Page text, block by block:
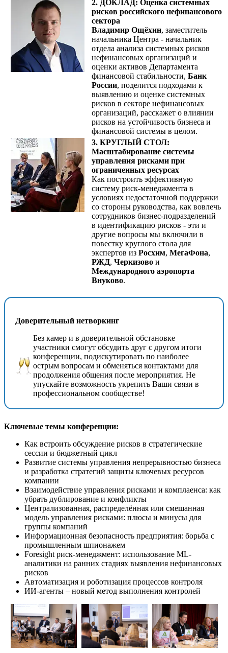
2. ДОКЛАД: Оценка системных
рисков российского нефинансового
сектора
Владимир Ощёхин, заместитель
начальника Центра - начальник
отдела анализа системных рисков
нефинансовых организаций и
оценки активов Департамента
финансовой стабильности, Банк
России, поделится подходами к
выявлению и оценке системных
рисков в секторе нефинансовых
организаций, расскажет о влиянии
рисков на устойчивость бизнеса и
финансовой системы в целом.
3. КРУГЛЫЙ СТОЛ:
Масштабирование системы
управления рисками при
ограниченных ресурсах
Как построить эффективную
систему риск-менеджмента в
условиях недостаточной поддержки
со стороны руководства, как вовлечь
сотрудников бизнес-подразделений
в идентификацию рисков - эти и
другие вопросы мы включили в
повестку круглого стола для
экспертов из Росхим, МегаФона,
РЖД, Черкизово и
Международного аэропорта
Внуково.
Доверительный нетворкинг
Без камер и в доверительной обстановке
участники смогут обсудить друг с другом итоги
конференции, подискутировать по наиболее
острым вопросам и обменяться контактами для
продолжения общения после мероприятия. Не
упускайте возможность укрепить Ваши связи в
профессиональном сообществе!
Ключевые темы конференции:
Как встроить обсуждение рисков в стратегические
сессии и бюджетный цикл
Развитие системы управления непрерывностью бизнеса
и разработка стратегий защиты ключевых ресурсов
компании
Взаимодействие управления рисками и комплаенса: как
убрать дублирование и конфликты
Централизованная, распределённая или смешанная
модель управления рисками: плюсы и минусы для
группы компаний
Информационная безопасность предприятия: борьба с
промышленным шпионажем
Foresight риск-менеджмент: использование ML-
аналитики на ранних стадиях выявления нефинансовых
рисков
Автоматизация и роботизация процессов контроля
ИИ-агенты – новый метод выполнения контролей